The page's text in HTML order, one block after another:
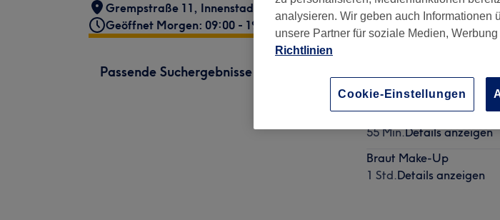
Grempstraße 11 , Innenstadt II Frankfurt am Main, 60487
Geöffnet Morgen: 09:00 - 19:00
Passende Suchergebnisse
40 Min.Details anzeigen
Abend Make-Up
55 Min.Details anzeigen
Braut Make-Up
1 Std.Details anzeigen
analysieren. Wir geben auch Informationen
unsere Partner für soziale Medien,
Richtlinien
Cookie-Einstellungen